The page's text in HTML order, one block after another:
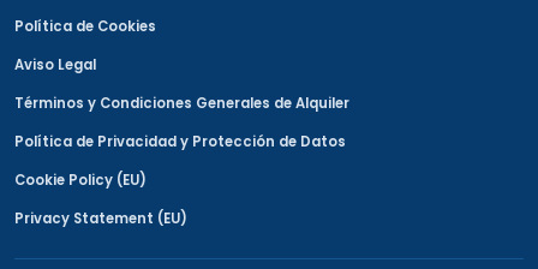
Política de Cookies
Aviso Legal
Términos y Condiciones Generales de Alquiler
Política de Privacidad y Protección de Datos
Cookie Policy (EU)
Privacy Statement (EU)